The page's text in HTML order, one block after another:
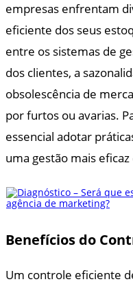
empresas enfrentam
eficiente dos seus
entre os sistemas de
dos clientes, a
obsolescência de
por furtos ou avarias.
essencial adotar
uma gestão mais
Benefícios do
Um controle eficiente